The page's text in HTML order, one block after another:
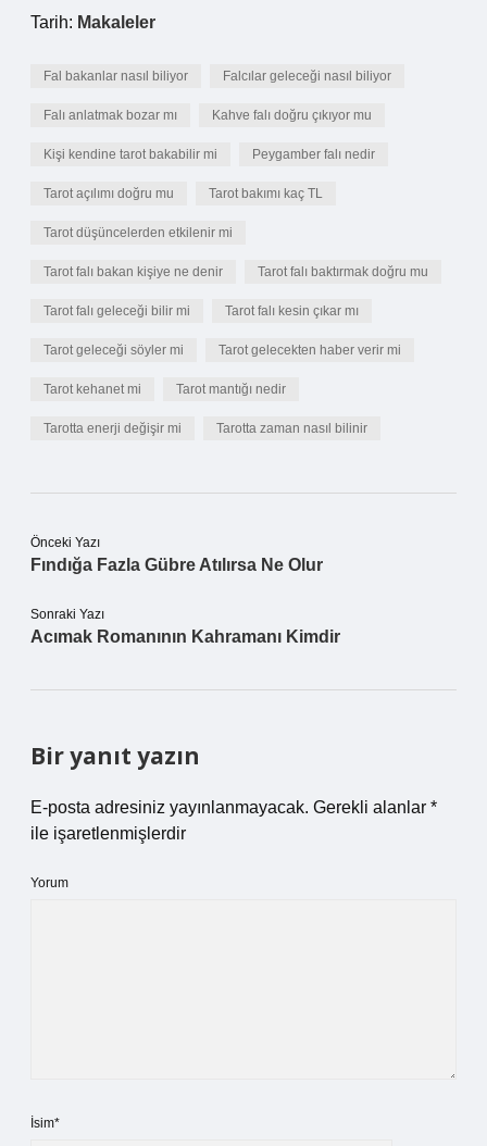
Tarih: Makaleler
Fal bakanlar nasıl biliyor Falcılar geleceği nasıl biliyor
Falı anlatmak bozar mı Kahve falı doğru çıkıyor mu
Kişi kendine tarot bakabilir mi Peygamber falı nedir
Tarot açılımı doğru mu Tarot bakımı kaç TL
Tarot düşüncelerden etkilenir mi
Tarot falı bakan kişiye ne denir Tarot falı baktırmak doğru mu
Tarot falı geleceği bilir mi Tarot falı kesin çıkar mı
Tarot geleceği söyler mi Tarot gelecekten haber verir mi
Tarot kehanet mi Tarot mantığı nedir
Tarotta enerji değişir mi Tarotta zaman nasıl bilinir
Önceki Yazı
Fındığa Fazla Gübre Atılırsa Ne Olur
Sonraki Yazı
Acımak Romanının Kahramanı Kimdir
Bir yanıt yazın
E-posta adresiniz yayınlanmayacak. Gerekli alanlar *
ile işaretlenmişlerdir
Yorum
İsim*